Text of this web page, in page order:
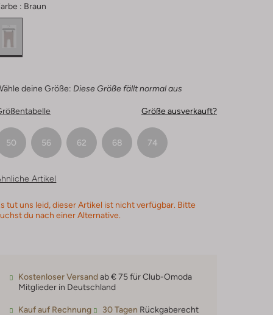
: Braun
deine Größe: Diese Größe fällt normal aus
Größe ausverkauft?
50 56 62 68 74
Artikel
tut uns leid, dieser Artikel ist nicht verfügbar. Bitte
du nach einer Alternative.
Kostenloser Versandab € 75 für Club-Omoda
Mitglieder in Deutschland
Kauf auf Rechnung 30 Tagen Rückgaberecht